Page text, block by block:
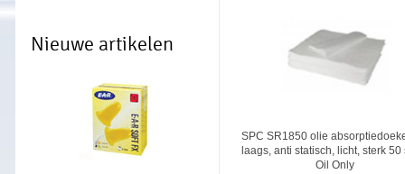
Nieuwe artikelen
SPC SR1850 olie
laags, anti statisch, licht, sterk 50
Oil Only